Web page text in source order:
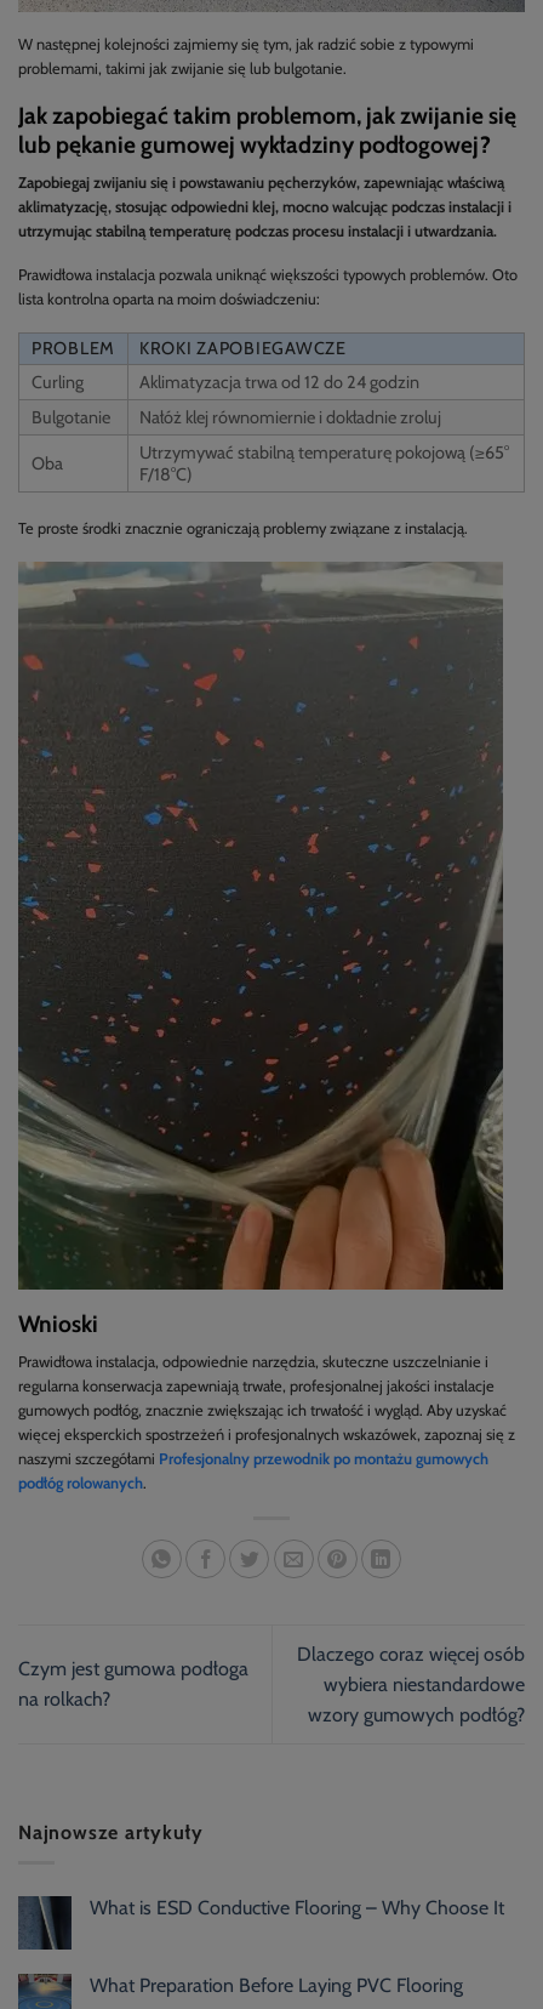
W następnej kolejności zajmiemy się tym, jak radzić sobie z typowymi
problemami, takimi jak zwijanie się lub bulgotanie.
Jak zapobiegać takim problemom, jak zwijanie się
lub pękanie gumowej wykładziny podłogowej?
Zapobiegaj zwijaniu się i powstawaniu pęcherzyków, zapewniając właściwą
aklimatyzację, stosując odpowiedni klej, mocno walcując podczas instalacji i
utrzymując stabilną temperaturę podczas procesu instalacji i utwardzania.
Prawidłowa instalacja pozwala uniknąć większości typowych problemów. Oto
lista kontrolna oparta na moim doświadczeniu:
PROBLEM
KROKI ZAPOBIEGAWCZE
Curling
Aklimatyzacja trwa od 12 do 24 godzin
Bulgotanie
Nałóż klej równomiernie i dokładnie zroluj
Oba
Utrzymywać stabilną temperaturę pokojową (≥65°
F/18°C)
Te proste środki znacznie ograniczają problemy związane z instalacją.
Wnioski
Prawidłowa instalacja, odpowiednie narzędzia, skuteczne uszczelnianie i
regularna konserwacja zapewniają trwałe, profesjonalnej jakości instalacje
gumowych podłóg, znacznie zwiększając ich trwałość i wygląd. Aby uzyskać
więcej eksperckich spostrzeżeń i profesjonalnych wskazówek, zapoznaj się z
naszymi szczegółami Profesjonalny przewodnik po montażu gumowych
podłóg rolowanych.
Czym jest gumowa podłoga
na rolkach?
Dlaczego coraz więcej osób
wybiera niestandardowe
wzory gumowych podłóg?
Najnowsze artykuły
What is ESD Conductive Flooring – Why Choose It
What Preparation Before Laying PVC Flooring